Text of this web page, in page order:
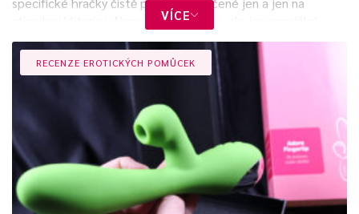
stimulaci klitorisu. Nepoužívají vibrace, ale jen speciální
tlakové vlny.
Produkty Womanizerpřinášejí na trh revoluční novinku.
Womanizer dokáže stimulovat ženský klitoris bez dotyku.
VÍCE
RECENZE EROTICKÝCH POMŮCEK